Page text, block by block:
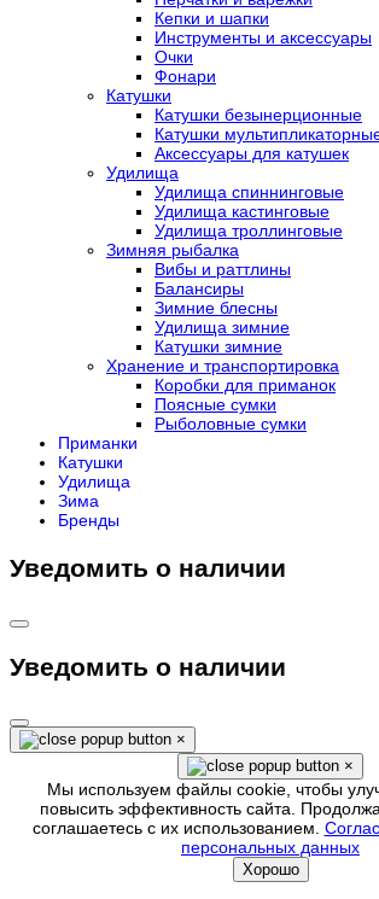
Кепки и шапки
Инструменты и аксессуары
Очки
Фонари
Катушки
Катушки безынерционные
Катушки
Аксессуары для катушек
Удилища
Удилища спиннинговые
Удилища кастинговые
Удилища троллинговые
Зимняя рыбалка
Вибы и раттлины
Балансиры
Зимние блесны
Удилища зимние
Катушки зимние
Хранение и транспортировка
Коробки для приманок
Поясные сумки
Рыболовные сумки
Приманки
Катушки
Удилища
Зима
Бренды
Уведомить о наличии
Уведомить о наличии
×
×
Мы используем файлы cookie, чтобы
повысить эффективность сайта.
соглашаетесь с их использованием.
персональных данных
Хорошо